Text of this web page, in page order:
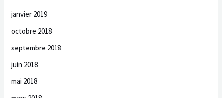
janvier 2019
octobre 2018
septembre 2018
juin 2018
mai 2018